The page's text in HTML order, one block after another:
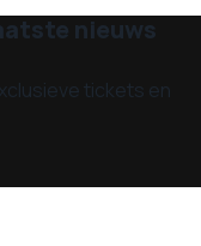
nieuws
tickets en